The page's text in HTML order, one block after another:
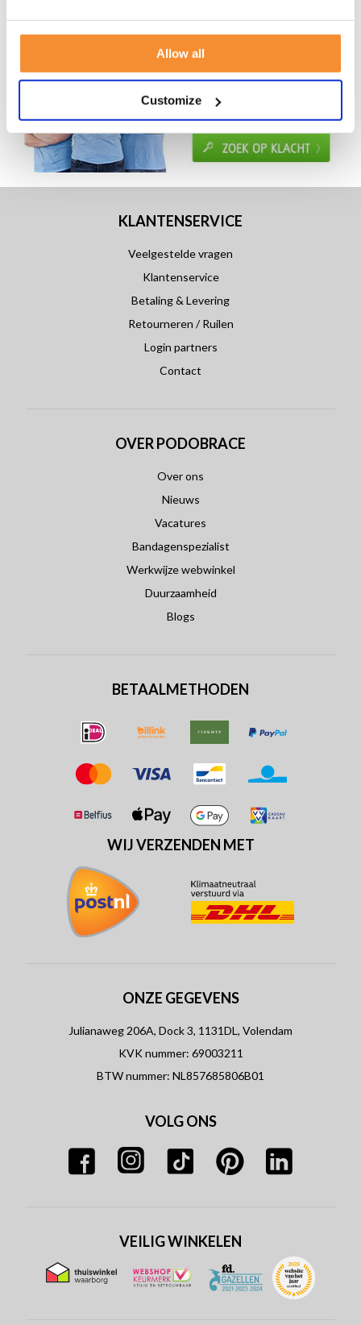
Allow all
Customize
KLANTENSERVICE
Veelgestelde vragen
Klantenservice
Betaling & Levering
Retourneren / Ruilen
Login partners
Contact
OVER PODOBRACE
Over ons
Nieuws
Vacatures
Bandagenspezialist
Werkwijze webwinkel
Duurzaamheid
Blogs
BETAALMETHODEN
WIJ VERZENDEN MET
ONZE GEGEVENS
Julianaweg 206A, Dock 3, 1131DL, Volendam
KVK nummer: 69003211
BTW nummer: NL857685806B01
VOLG ONS
VEILIG WINKELEN